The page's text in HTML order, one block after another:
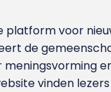
platform voor
de
vinden